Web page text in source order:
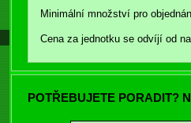
Minimální množství pro
Cena za jednotku se odvíjí od
POTŘEBUJETE PORADIT?